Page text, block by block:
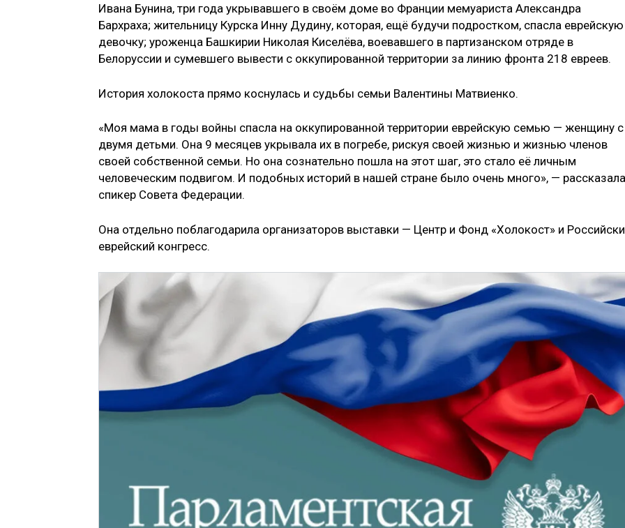
Ивана Бунина, три года укрывавшего в своём доме во Франции мемуариста Александра
Бархраха; жительницу Курска Инну Дудину, которая, ещё будучи подростком, спасла еврейскую
девочку; уроженца Башкирии Николая Киселёва, воевавшего в партизанском отряде в
Белоруссии и сумевшего вывести с оккупированной территории за линию фронта 218 евреев.
История холокоста прямо коснулась и судьбы семьи Валентины Матвиенко.
«Моя мама в годы войны спасла на оккупированной территории еврейскую семью — женщину с
двумя детьми. Она 9 месяцев укрывала их в погребе, рискуя своей жизнью и жизнью членов
своей собственной семьи. Но она сознательно пошла на этот шаг, это стало её личным
человеческим подвигом. И подобных историй в нашей стране было очень много», — рассказала
спикер Совета Федерации.
Она отдельно поблагодарила организаторов выставки — Центр и Фонд «Холокост» и
еврейский конгресс.